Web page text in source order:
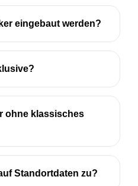
eingebaut werden?
ohne klassisches
Standortdaten zu?